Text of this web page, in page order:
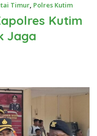
Timur, Polres Kutim
Kutim
Jaga